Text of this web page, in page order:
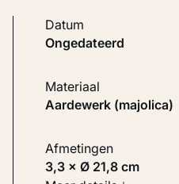
Datum
ongedateerd
Materiaal
Aardewerk (majolica)
Afmetingen
3,3 × Ø 21,8 cm